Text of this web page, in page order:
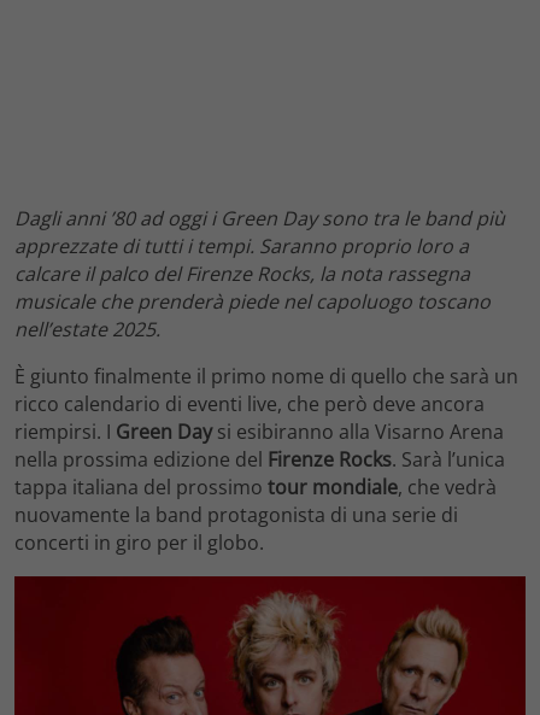
Dagli anni ’80 ad oggi i Green Day sono tra le band più
apprezzate di tutti i tempi. Saranno proprio loro a
calcare il palco del Firenze Rocks, la nota rassegna
musicale che prenderà piede nel capoluogo toscano
nell’estate 2025.
È giunto finalmente il primo nome di quello che sarà un
ricco calendario di eventi live, che però deve ancora
riempirsi. I Green Daysi esibiranno alla Visarno Arena
nella prossima edizione del Firenze Rocks. Sarà l’unica
tappa italiana del prossimo tour mondiale, che vedrà
nuovamente la band protagonista di una serie di
concerti in giro per il globo.